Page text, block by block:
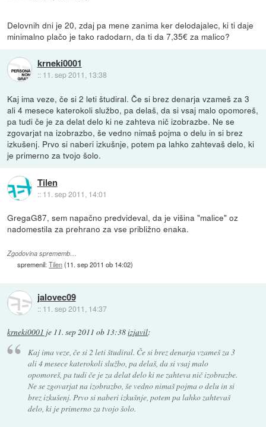
Delovnih dni je 20, zdaj pa mene zanima ker delodajalec, ki ti daje
minimalno plačo je tako radodarn, da ti da 7,35€ za malico?
krneki0001
:: 11. sep 2011, 13:38
Kaj ima veze, če si 2 leti študiral. Če si brez denarja vzameš za 3
ali 4 mesece katerokoli službo, pa delaš, da si vsaj malo opomoreš,
pa tudi če je za delat delo ki ne zahteva nič izobrazbe. Ne se
zgovarjat na izobrazbo, še vedno nimaš pojma o delu in si brez
izkušenj. Prvo si naberi izkušnje, potem pa lahko zahtevaš delo, ki
je primerno za tvojo šolo.
Tilen
:: 11. sep 2011, 14:01
GregaG87, sem napačno predvideval, da je višina "malice" oz
nadomestila za prehrano za vse približno enaka.
Zgodovina sprememb…
spremenil:Tilen(11. sep 2011 ob 14:02)
jalovec09
:: 11. sep 2011, 14:37
krneki0001 je 11. sep 2011 ob 13:38izjavil:
Kaj ima veze, če si 2 leti študiral. Če si brez denarja vzameš za 3
ali 4 mesece katerokoli službo, pa delaš, da si vsaj malo
opomoreš, pa tudi če je za delat delo ki ne zahteva nič izobrazbe.
Ne se zgovarjat na izobrazbo, še vedno nimaš pojma o delu in si
brez izkušenj. Prvo si naberi izkušnje, potem pa lahko zahtevaš
delo, ki je primerno za tvojo šolo.